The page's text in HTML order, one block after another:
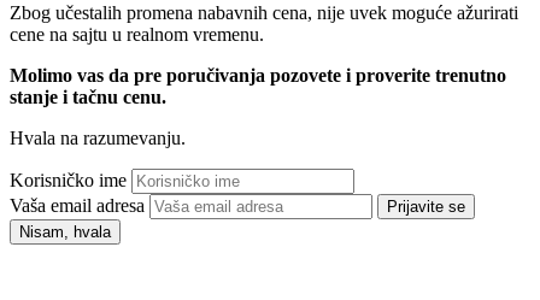
Zbog učestalih promena nabavnih cena, nije uvek moguće ažurirati
cene na sajtu u realnom vremenu.
Molimo vas da pre poručivanja pozovete i proverite trenutno
stanje i tačnu cenu.
Hvala na razumevanju.
Korisničko ime
Vaša email adresa
Prijavite se
Nisam, hvala